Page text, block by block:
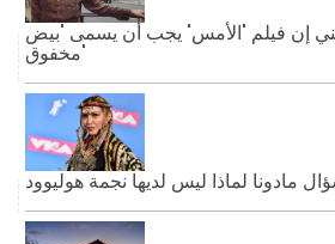
إن فيلم 'الأمس' يجب أن يسمى 'بيض
مخفوق'
مادونا لماذا ليس لديها نجمة هوليوود